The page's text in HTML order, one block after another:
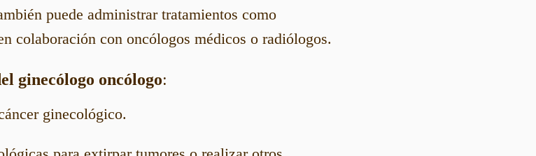
puede administrar tratamientos como
colaboración con oncólogos médicos o radiólogos.
ginecólogo oncólogo:
ginecológico.